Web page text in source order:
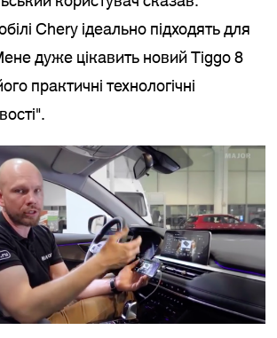
Chery ідеально підходять для
дуже цікавить новий Tiggo 8
практичні технологічні